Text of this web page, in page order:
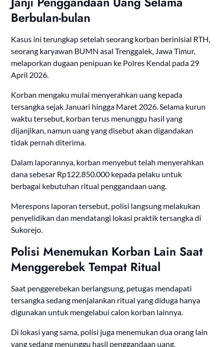
Berbulan-bulan
Kasus ini terungkap setelah seorang korban berinisial RTH,
seorang karyawan BUMN asal Trenggalek, Jawa Timur,
melaporkan dugaan penipuan ke Polres Kendal pada 29
April 2026.
Korban mengaku mulai menyerahkan uang kepada
tersangka sejak Januari hingga Maret 2026. Selama kurun
waktu tersebut, korban terus menunggu hasil yang
dijanjikan, namun uang yang disebut akan digandakan
tidak pernah diterima.
Dalam laporannya, korban menyebut telah menyerahkan
dana sebesar Rp122.850.000 kepada pelaku untuk
berbagai kebutuhan ritual penggandaan uang.
Merespons laporan tersebut, polisi langsung melakukan
penyelidikan dan mendatangi lokasi praktik tersangka di
Sukorejo.
Polisi Menemukan Korban Lain Saat
Menggerebek Tempat Ritual
Saat penggerebekan berlangsung, petugas mendapati
tersangka sedang menjalankan ritual yang diduga hanya
digunakan untuk mengelabui calon korban lainnya.
Di lokasi yang sama, polisi juga menemukan dua orang lain
yang sedang menunggu hasil penggandaan uang.